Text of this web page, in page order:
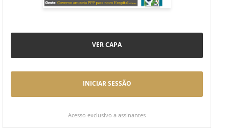
VER CAPA
INICIAR SESSÃO
Acesso exclusivo a assinantes